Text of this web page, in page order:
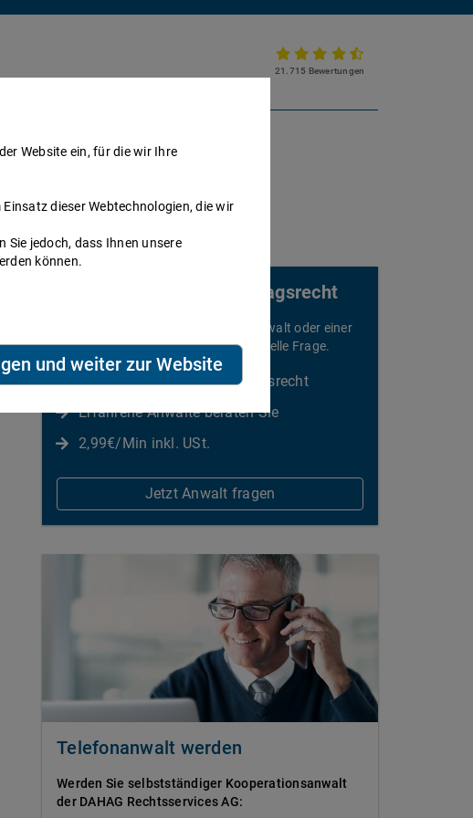
21.715 Bewertungen
Partnerkanzlei werden
Rechtsberatung für Vertragsrecht
Telefonieren Sie sofort mit einem Anwalt oder einer
Anwältin und stellen Sie Ihre individuelle Frage.
Beratung speziell für Vertragsrecht
Erfahrene Anwälte beraten Sie
2,99€/Min inkl. USt.
Jetzt Anwalt fragen
Telefonanwalt werden
Werden Sie selbstständiger Kooperationsanwalt
der DAHAG Rechtsservices AG:
Website ein, für die wir Ihre
dieser Webtechnologien, die wir
Sie jedoch, dass Ihnen unsere
können.
und weiter zur Website